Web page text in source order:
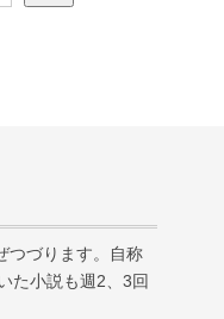
つづります。自称
た小説も週 2 3回